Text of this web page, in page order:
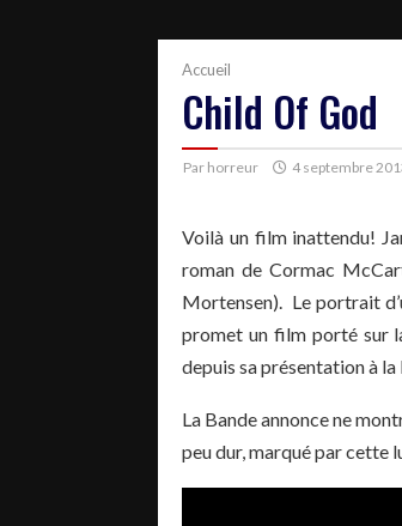
Accueil
Child Of God
Par horreur 4 septembre
Voilà un film inattendu!
roman de Cormac
Mortensen). Le portrait
promet un film porté sur
depuis sa présentation à
La Bande annonce ne
peu dur, marqué par cette